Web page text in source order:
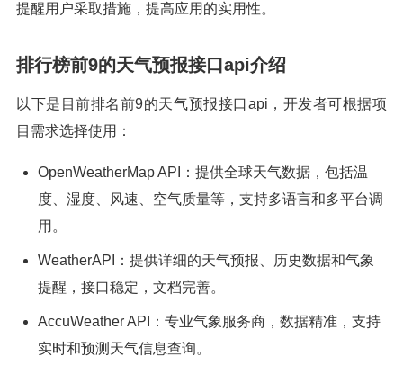
提醒用户采取措施，提高应用的实用性。
排行榜前9的天气预报接口api介绍
以下是目前排名前9的天气预报接口api，开发者可根据项
目需求选择使用：
OpenWeatherMap API：提供全球天气数据，包括温
度、湿度、风速、空气质量等，支持多语言和多平台调
用。
WeatherAPI：提供详细的天气预报、历史数据和气象
提醒，接口稳定，文档完善。
AccuWeather API：专业气象服务商，数据精准，支持
实时和预测天气信息查询。